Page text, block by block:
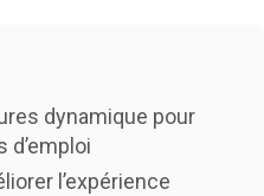
dynamique pour
d’emploi
l’expérience